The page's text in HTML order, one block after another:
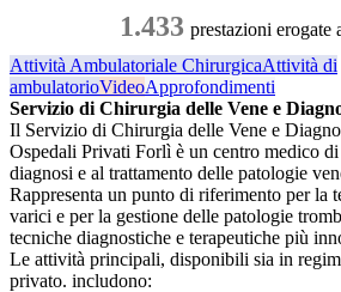
1.433 prestazioni erogate
Attività Ambulatoriale ChirurgicaAttività di
ambulatorioVideoApprofondimenti
Servizio di Chirurgia delle Vene e
Il Servizio di Chirurgia delle Vene e
Ospedali Privati Forlì è un centro medico
diagnosi e al trattamento delle patologie
Rappresenta un punto di riferimento per la
varici e per la gestione delle patologie
tecniche diagnostiche e terapeutiche più
Le attività principali, disponibili sia in
privato. includono: